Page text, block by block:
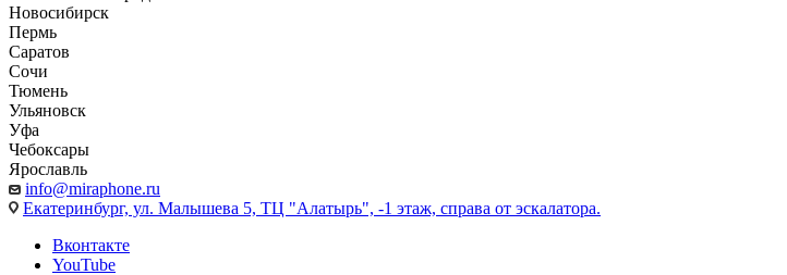
Новосибирск
Пермь
Саратов
Сочи
Тюмень
Ульяновск
Уфа
Чебоксары
Ярославль
info@miraphone.ru
Екатеринбург, ул. Малышева 5, ТЦ "Алатырь", -1 этаж, справа от эскалатора.
Вконтакте
YouTube